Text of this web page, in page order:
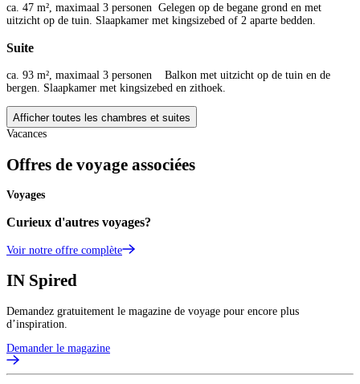
ca. 47 m², maximaal 3 personen Gelegen op de begane grond en met
uitzicht op de tuin. Slaapkamer met kingsizebed of 2 aparte bedden.
Suite
ca. 93 m², maximaal 3 personen Balkon met uitzicht op de tuin en de
bergen. Slaapkamer met kingsizebed en zithoek.
Afficher toutes les chambres et suites
Vacances
Offres de voyage associées
Voyages
Curieux d'autres voyages?
Voir notre offre complète
IN Spired
Demandez gratuitement le magazine de voyage pour encore plus
d’inspiration.
Demander le magazine